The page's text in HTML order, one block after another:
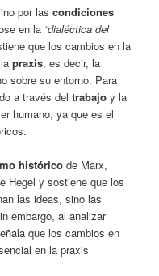
por lascondiciones
en la “dialéctica del
que los cambios en la
lapraxis, es decir, la
sobre su entorno. Para
a través deltrabajo y la
humano, ya que es el
histórico de Marx,
Hegel y sostiene que los
las ideas, sino las
embargo, al analizar
que los cambios en
en la praxis